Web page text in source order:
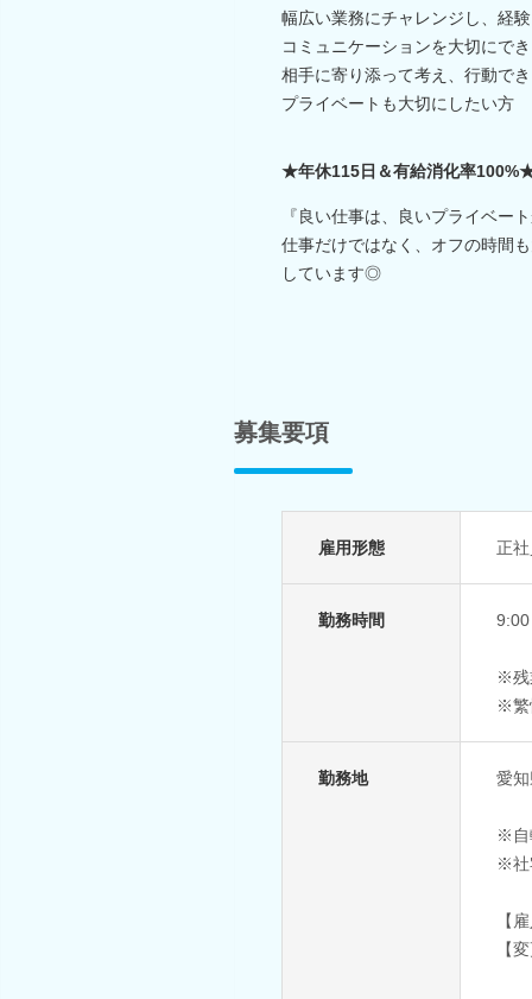
幅広い業務にチャレンジし、経
コミュニケーションを大切にで
相手に寄り添って考え、行動で
プライベートも大切にしたい方
★年休115日＆有給消化率
『良い仕事は、良いプライベー
仕事だけではなく、オフの時間
しています◎
募集要項
雇用形態 正
勤務時間
※残
※繁
勤務地 愛
※自
※社
【
【